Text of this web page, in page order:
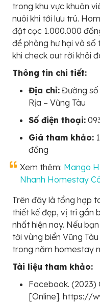
trong khu vực khuôn
nuôi khi tới lưu trú.
đặt cọc 1.000.000
đề phòng hư hại và số
khi check out rời khỏi
Thông tin chi tiết:
Địa chỉ: Đường số
Rịa – Vũng Tàu
Số điện thoại:
Giá tham khảo:
đồng
Xem thêm: Mango
Nhanh Homestay
Trên đây là tổng hợp
thiết kế đẹp, vị trí gần
nhất hiện nay. Nếu
tới vùng biển Vũng
trong năm homestay
Tài liệu tham khảo:
Facebook. (2023)
[Online]. https://